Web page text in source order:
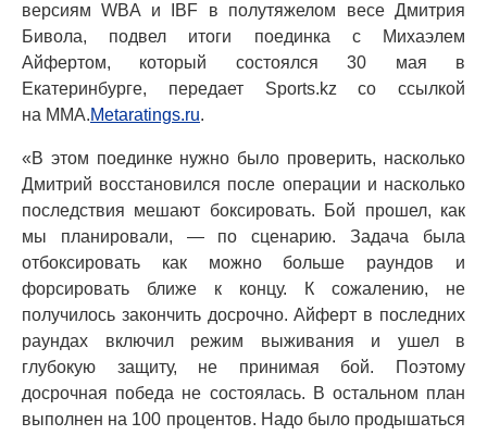
версиям WBA и IBF в полутяжелом весе Дмитрия
Бивола, подвел итоги поединка с Михаэлем
Айфертом, который состоялся 30 мая в
Екатеринбурге, передает Sports.kz со ссылкой
на MMA.Metaratings.ru.
«В этом поединке нужно было проверить, насколько
Дмитрий восстановился после операции и насколько
последствия мешают боксировать. Бой прошел, как
мы планировали, — по сценарию. Задача была
отбоксировать как можно больше раундов и
форсировать ближе к концу. К сожалению, не
получилось закончить досрочно. Айферт в последних
раундах включил режим выживания и ушел в
глубокую защиту, не принимая бой. Поэтому
досрочная победа не состоялась. В остальном план
выполнен на 100 процентов. Надо было продышаться